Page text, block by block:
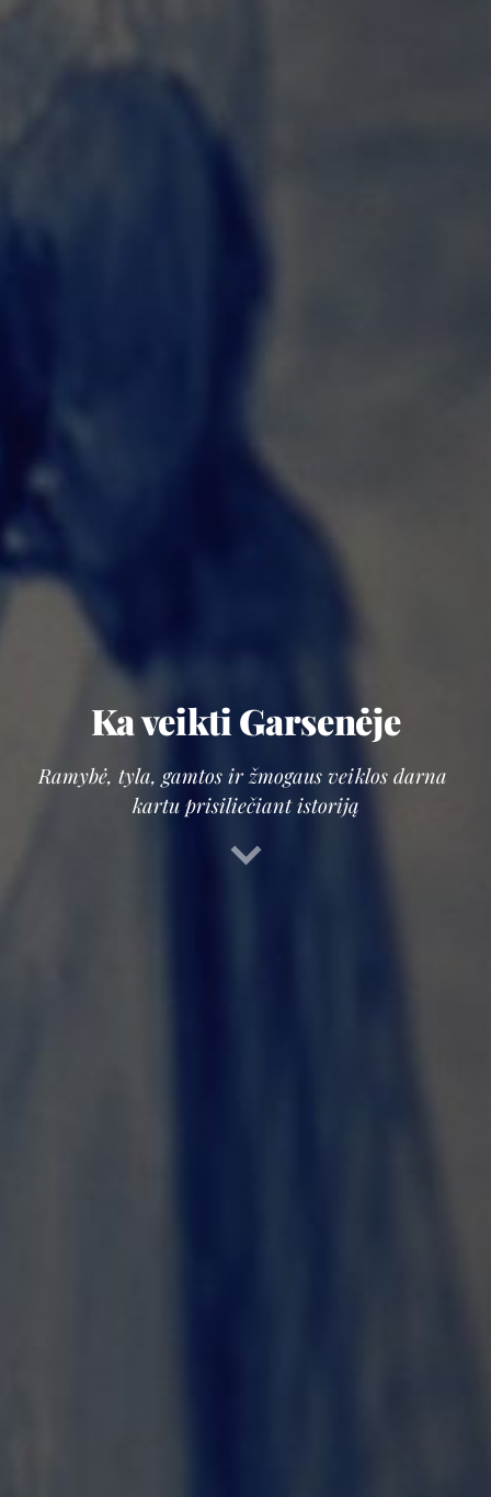
Ka veikti Garsenėje
Ramybė, tyla, gamtos ir žmogaus veiklos darna
kartu prisiliečiant istoriją